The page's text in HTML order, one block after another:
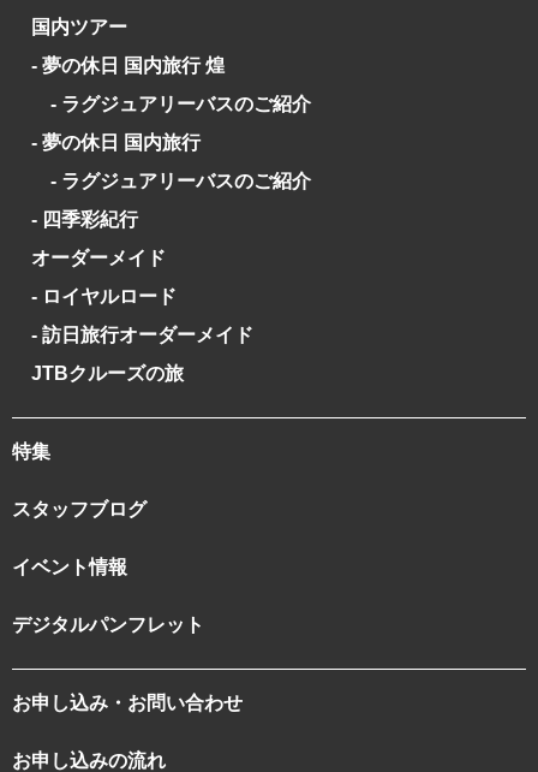
国内ツアー
- 夢の休日 国内旅行 煌
- ラグジュアリーバスのご紹介
- 夢の休日 国内旅行
- ラグジュアリーバスのご紹介
- 四季彩紀行
オーダーメイド
- ロイヤルロード
- 訪日旅行オーダーメイド
JTBクルーズの旅
特集
スタッフブログ
イベント情報
デジタルパンフレット
お申し込み・お問い合わせ
お申し込みの流れ